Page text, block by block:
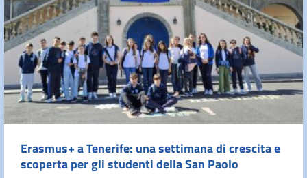
Erasmus+ a Tenerife: una settimana di crescita e
scoperta per gli studenti della San Paolo